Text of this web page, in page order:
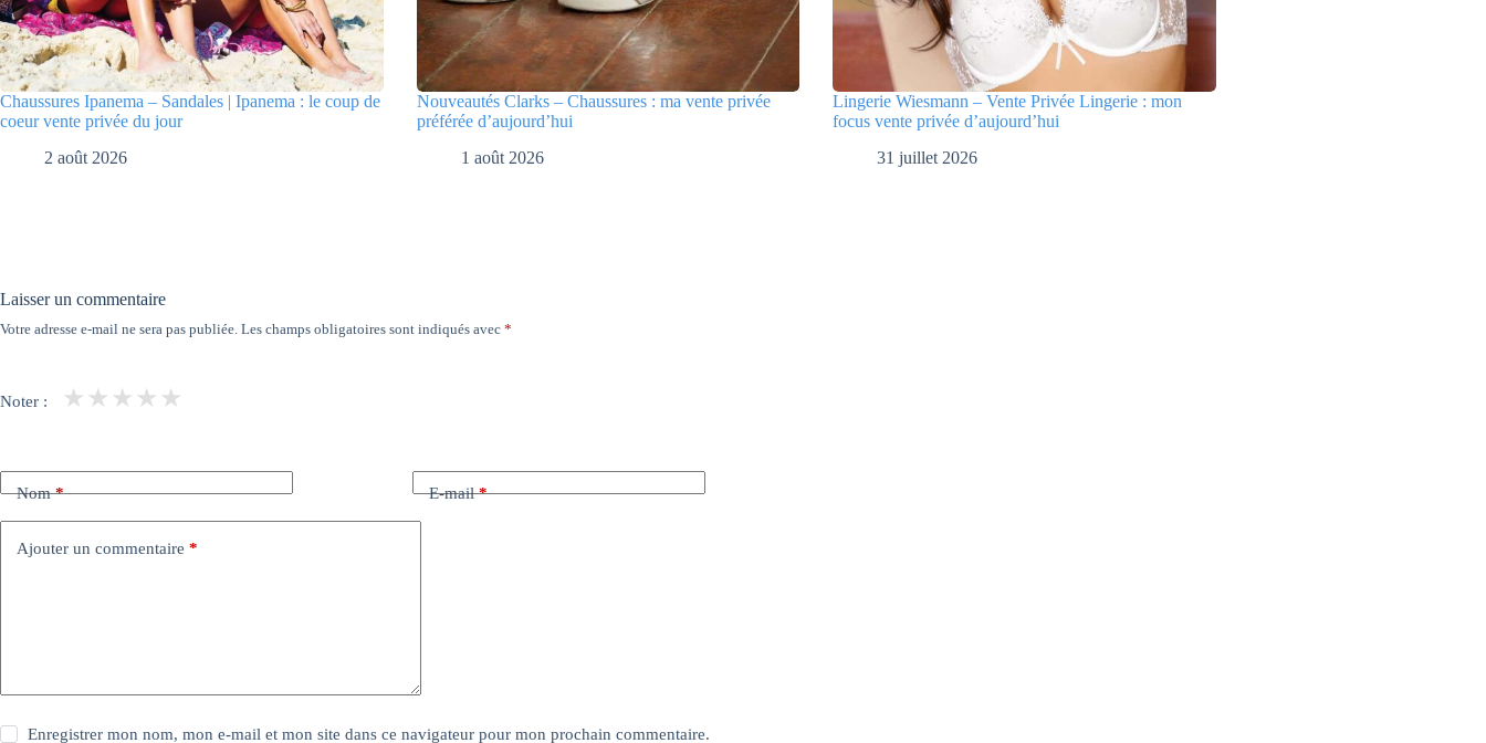
Chaussures Ipanema – Sandales | Ipanema : le coup de
coeur vente privée du jour
2 août 2026
Nouveautés Clarks – Chaussures : ma vente privée
préférée d’aujourd’hui
1 août 2026
Lingerie Wiesmann – Vente Privée Lingerie : mon
focus vente privée d’aujourd’hui
31 juillet 2026
Laisser un commentaire
Votre adresse e-mail ne sera pas publiée. Les champs obligatoires sont indiqués avec *
Noter : ★
★
★
★
★
Nom* E-mail*
Ajouter un commentaire *
Enregistrer mon nom, mon e-mail et mon site dans ce navigateur pour mon prochain commentaire.